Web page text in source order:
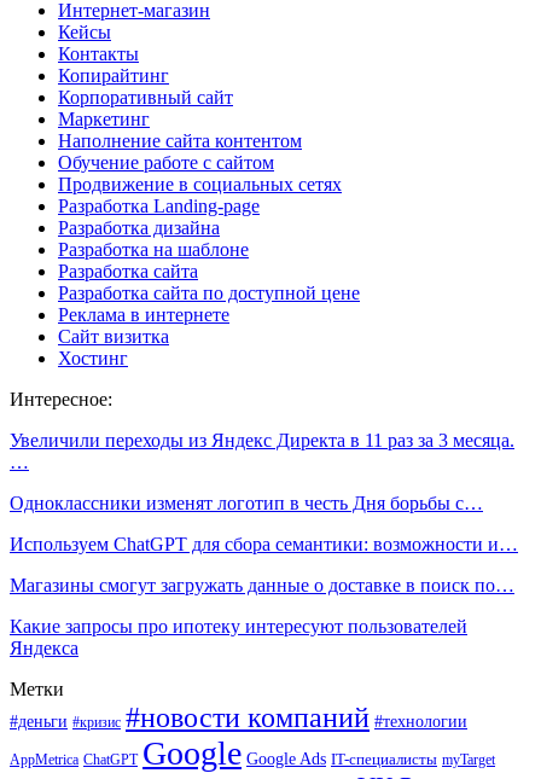
Интернет-магазин
Кейсы
Контакты
Копирайтинг
Корпоративный сайт
Маркетинг
Наполнение сайта контентом
Обучение работе с сайтом
Продвижение в социальных сетях
Разработка Landing-page
Разработка дизайна
Разработка на шаблоне
Разработка сайта
Разработка сайта по доступной цене
Реклама в интернете
Сайт визитка
Хостинг
Интересное:
Увеличили переходы из Яндекс Директа в 11 раз за 3 месяца.
…
Одноклассники изменят логотип в честь Дня борьбы с…
Используем ChatGPT для сбора семантики: возможности и…
Магазины смогут загружать данные о доставке в поиск по…
Какие запросы про ипотеку интересуют пользователей
Яндекса
Метки
#деньги #кризис #новости компаний #технологии
AppMetrica ChatGPT Google Google Ads IT-специалисты myTarget